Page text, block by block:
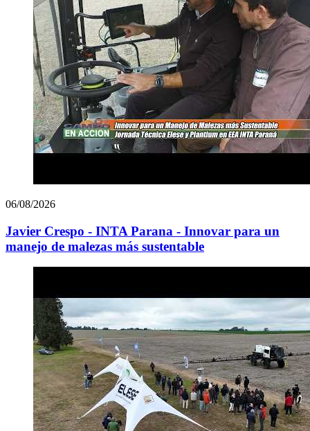
06/08/2026
Javier Crespo - INTA Parana - Innovar para un
manejo de malezas más sustentable